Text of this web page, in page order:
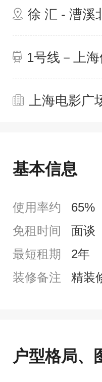
徐 汇 - 漕溪
1号线－上
上海电影广
基本信息
使用率约 65%
免租时间
面谈
最短租期
2年
装修备注
精装
户型格局、